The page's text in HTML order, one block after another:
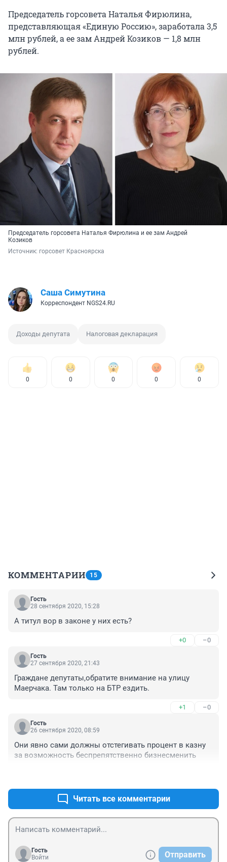
Председатель горсовета Наталья Фирюлина,
представляющая «Единую Россию», заработала 3,5
млн рублей, а ее зам Андрей Козиков — 1,8 млн
рублей.
Председатель горсовета Наталья Фирюлина и ее зам Андрей
Козиков
Источник: горсовет Красноярска
Саша Симутина
Корреспондент NGS24.RU
Доходы депутата Налоговая декларация
0 0 0 0 0
КОММЕНТАРИИ 15
Гость
28 сентября 2020, 15:28
А титул вор в законе у них есть?
+0 –0
Гость
27 сентября 2020, 21:43
Граждане депутаты,обратите внимание на улицу
Маерчака. Там только на БТР ездить.
+1 –0
Гость
26 сентября 2020, 08:59
Они явно сами должны отстегивать процент в казну
за возможность беспрепятственно бизнесменить
Читать все комментарии
Гость
Войти
Отправить